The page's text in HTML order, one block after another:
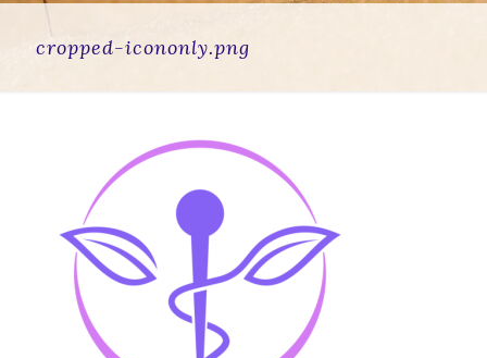
cropped-icononly.png